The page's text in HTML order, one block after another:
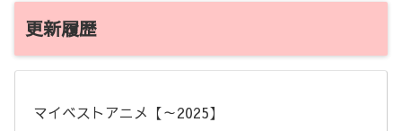
更新履歴
マイベストアニメ【～2025】